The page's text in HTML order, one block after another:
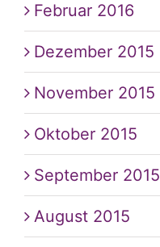
Februar 2016
Dezember 2015
November 2015
Oktober 2015
September 2015
August 2015